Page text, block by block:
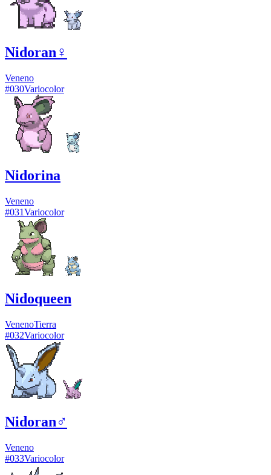
Nidoran♀
Veneno
#030Variocolor
Nidorina
Veneno
#031Variocolor
Nidoqueen
VenenoTierra
#032Variocolor
Nidoran♂
Veneno
#033Variocolor